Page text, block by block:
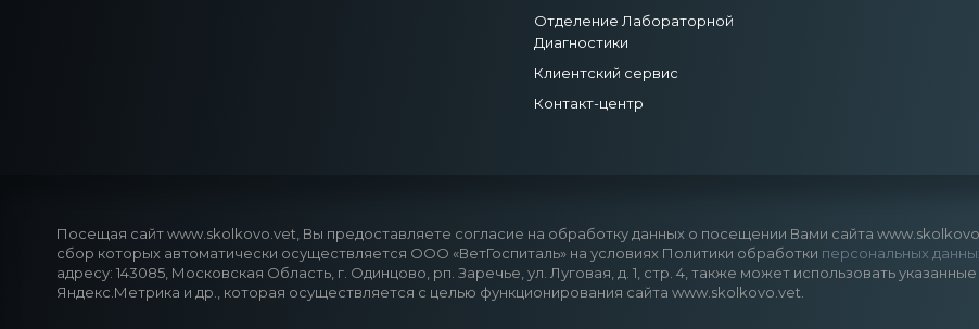
Отделение Лабораторной
Диагностики
Клиентский сервис
Контакт-центр
Посещая сайт www.skolkovo.vet, Вы предоставляете согласие на обработку данных о посещении Вами сайта
сбор которых автоматически осуществляется ООО «ВетГоспиталь» на условиях Политики обработки персональных
адресу: 143085, Московская Область, г. Одинцово, рп. Заречье, ул. Луговая, д. 1, стр. 4, также может использовать
Яндекс.Метрика и др., которая осуществляется с целью функционирования сайта www.skolkovo.vet.